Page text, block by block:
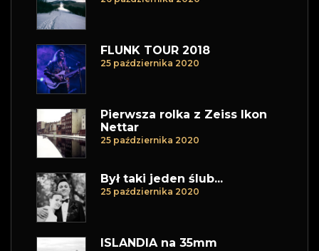
FLUNK TOUR 2018
25 października 2020
Pierwsza rolka z Zeiss Ikon
Nettar
25 października 2020
Był taki jeden ślub...
25 października 2020
ISLANDIA na 35mm